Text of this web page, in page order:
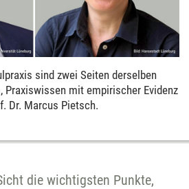
sind zwei Seiten derselben
Praxiswissen mit empirischer Evidenz
Dr. Marcus Pietsch.
die wichtigsten Punkte,